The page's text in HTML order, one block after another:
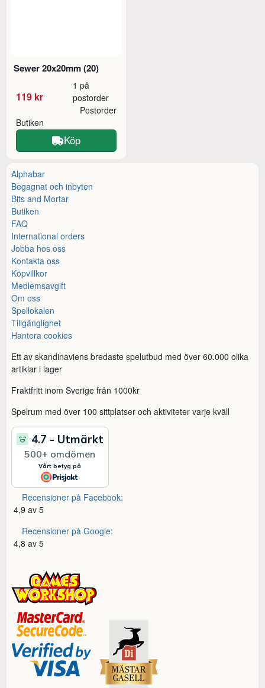
Sewer 20x20mm (20)
119 kr
1 på
postorder
Butiken
Postorder
Köp
Alphabar
Begagnat och inbyten
Bits and Mortar
Butiken
FAQ
International orders
Jobba hos oss
Kontakta oss
Köpvillkor
Medlemsavgift
Om oss
Spellokalen
Tillgänglighet
Hantera cookies
Ett av skandinaviens bredaste spelutbud med över 60.000 olika
artiklar i lager
Fraktfritt inom Sverige från 1000kr
Spelrum med över 100 sittplatser och aktiviteter varje kväll
Recensioner på Facebook:
4,9 av 5
Recensioner på Google:
4,8 av 5